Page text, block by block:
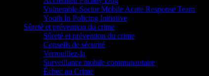
Vulnerable Sector Mobile Acute Response Team
Youth In Policing Initiative
Sûreté et prévention du crime
Sûreté et prévention du crime
Conseils de sécurité
Verrouillez-la
Surveillance mobile communautaire
Échec au Crime